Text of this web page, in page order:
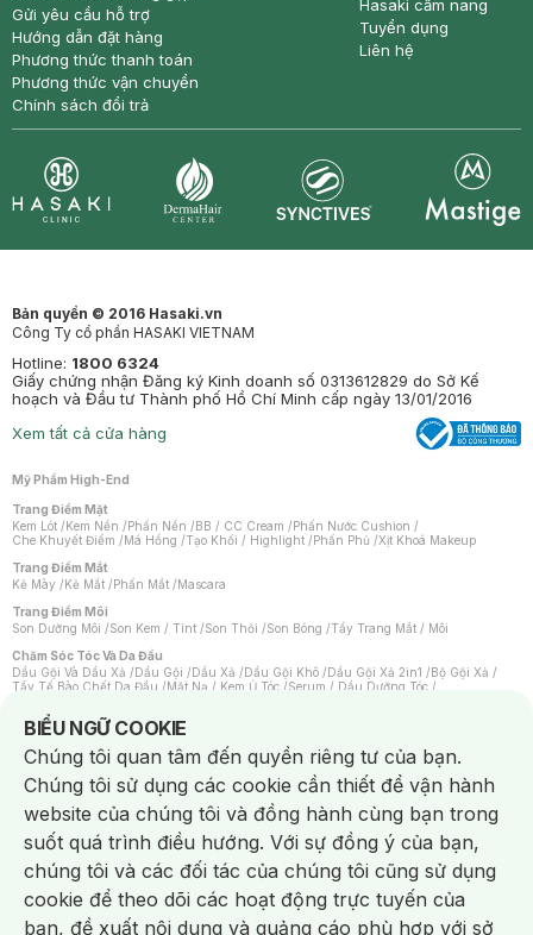
Gửi yêu cầu hỗ trợ
Hướng dẫn đặt hàng
Phương thức thanh toán
Phương thức vận chuyển
Chính sách đổi trả
Hasaki cẩm nang
Tuyển dụng
Liên hệ
Bản quyền © 2016 Hasaki.vn
Công Ty cổ phần HASAKI VIETNAM
Hotline: 1800 6324
Giấy chứng nhận Đăng ký Kinh doanh số 0313612829 do Sở Kế
hoạch và Đầu tư Thành phố Hồ Chí Minh cấp ngày 13/01/2016
Xem tất cả cửa hàng
Mỹ Phẩm High-End
Trang Điểm Mặt
Kem Lót /Kem Nền /Phấn Nền /BB / CC Cream /Phấn Nước Cushion /
Che Khuyết Điểm /Má Hồng /Tạo Khối / Highlight /Phấn Phủ /Xịt Khoá Makeup
Trang Điểm Mắt
Kẻ Mày /Kẻ Mắt /Phấn Mắt /Mascara
Trang Điểm Môi
Son Dưỡng Môi /Son Kem / Tint /Son Thỏi /Son Bóng /Tẩy Trang Mắt / Môi
Chăm Sóc Tóc Và Da Đầu
Dầu Gội Và Dầu Xả /Dầu Gội /Dầu Xả /Dầu Gội Khô /Dầu Gội Xả 2in1 /Bộ Gội Xả /
Tẩy Tế Bào Chết Da Đầu /Mặt Nạ / Kem Ủ Tóc /Serum / Dầu Dưỡng Tóc /
Máy Sấy Tóc
Lược
Kem Tẩy Lông/Dụng Cụ Tẩy Lông
Nước Hoa
Nước Hoa Nam Nước Hoa Cao Cấp Xịt Thơm Toàn Thân
Nước Hoa Vùng Kín
Chăm Sóc Cá Nhân
Chống Muỗi
Khẩu Trang Máy Massage Mặt Nạ Xông Hơi/Nước Rửa Tay
Sản Phẩm Chăm Sóc Khác/ Bàn Chải Đánh Răng /Bàn Chải Điện/
Hỗ Trợ Trắng Răng / Kem Đánh Răng Máy Tăm Nước Nước Súc Miệng
Tăm / Chỉ Nha Khoa /Xịt Thơm Miệng / Dung Dịch Vệ Sinh/Dưỡng Vùng Kín/
Khăn Ướt Vệ Sinh Vùng Kín
/Băng Vệ Sinh Tampon Bọt Cạo Râu Dao Cạo Râu/
BIỂU NGỮ COOKIE
Notice about cookies usage
Chúng tôi quan tâm đến quyền riêng tư của bạn.
Chúng tôi sử dụng các cookie cần thiết để vận hành
website của chúng tôi và đồng hành cùng bạn trong
suốt quá trình điều hướng. Với sự đồng ý của bạn,
chúng tôi và các đối tác của chúng tôi cũng sử dụng
cookie để theo dõi các hoạt động trực tuyến của
bạn, đề xuất nội dung và quảng cáo phù hợp với sở